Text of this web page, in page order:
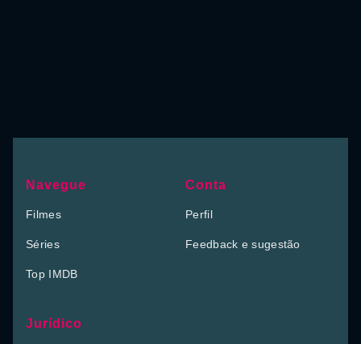
Navegue
Filmes
Séries
Top IMDB
Conta
Perfil
Feedback e sugestão
Jurídico